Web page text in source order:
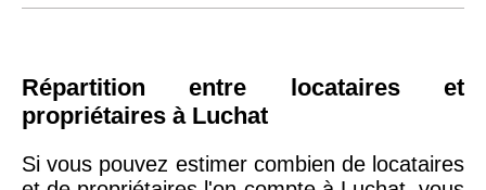
Répartition entre locataires et
propriétaires à Luchat
Si vous pouvez estimer combien de locataires